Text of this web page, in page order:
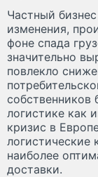
Частный
изменения,
фоне спада
значительно
повлекло
собственников
логистике как
кризис в
наиболее
доставки.